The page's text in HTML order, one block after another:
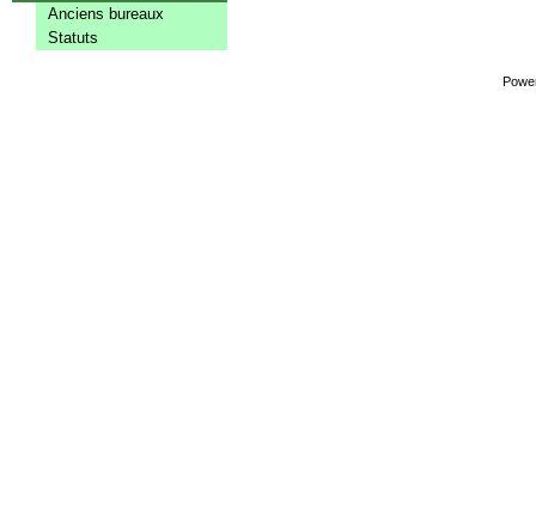
Anciens bureaux
Statuts